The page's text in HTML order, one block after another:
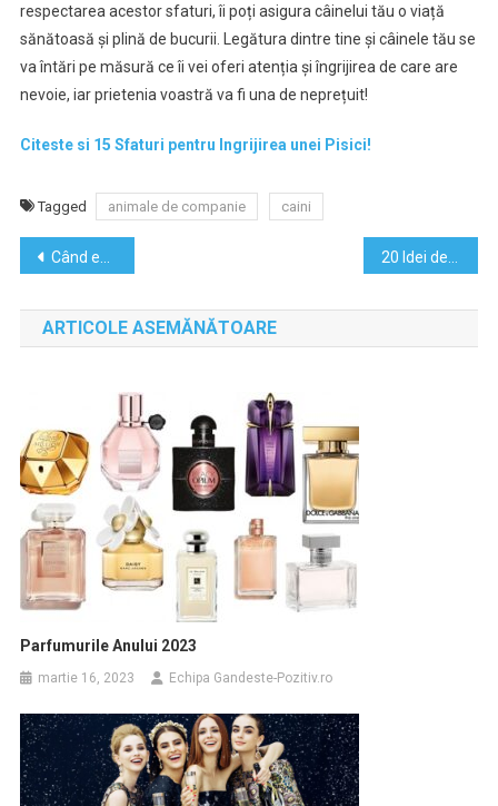
respectarea acestor sfaturi, îi poți asigura câinelui tău o viață
sănătoasă și plină de bucurii. Legătura dintre tine și câinele tău se
va întări pe măsură ce îi vei oferi atenția și îngrijirea de care are
nevoie, iar prietenia voastră va fi una de neprețuit!
Citeste si 15 Sfaturi pentru Ingrijirea unei Pisici!
Tagged animale de companie caini
Navigare
în
articole
Când este indicat să îți faci analizele de sânge? Ghidul complet pentru menținerea sănătății
ARTICOLE ASEMĂNĂTOARE
Parfumurile Anului 2023
martie 16, 2023 Echipa Gandeste-Pozitiv.ro